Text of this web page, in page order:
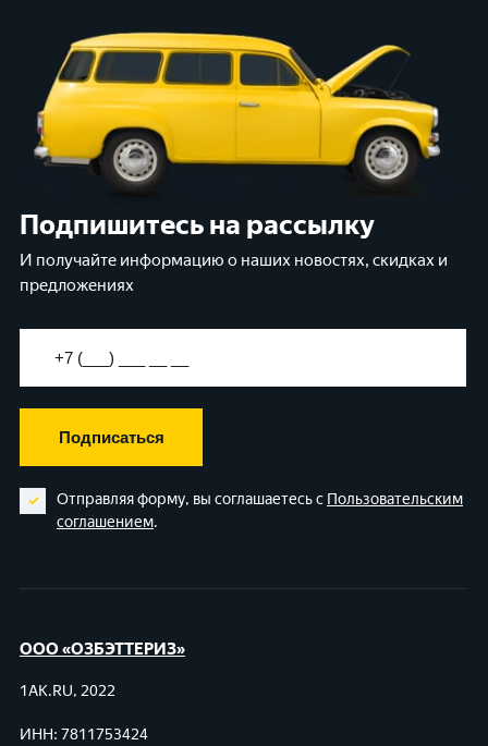
Подпишитесь на рассылку
И получайте информацию о наших новостях, скидках и
предложениях
Подписаться
Отправляя форму, вы соглашаетесь с Пользовательским
соглашением.
ООО «ОЗБЭТТЕРИЗ»
1AK.RU, 2022
ИНН: 7811753424